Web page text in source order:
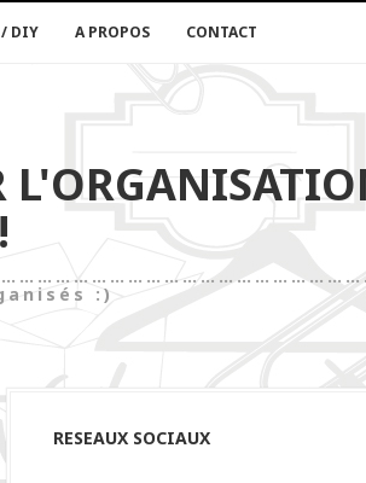
/ DIY A PROPOS CONTACT
:)
RESEAUX SOCIAUX